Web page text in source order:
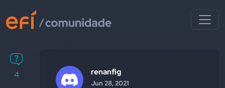
4 renanfig
Jun 28, 2021